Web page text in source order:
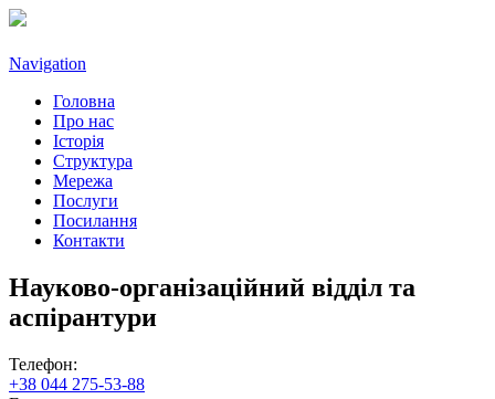
Navigation
Головна
Про нас
Історія
Структура
Мережа
Послуги
Посилання
Контакти
Науково-організаційний відділ та
аспірантури
Телефон:
+38 044 275-53-88